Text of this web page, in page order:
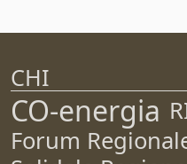
CHI
CO-energia
Forum